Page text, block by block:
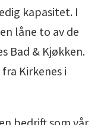
kapasitet. I
låne to av de
Bad & Kjøkken.
Kirkenes i